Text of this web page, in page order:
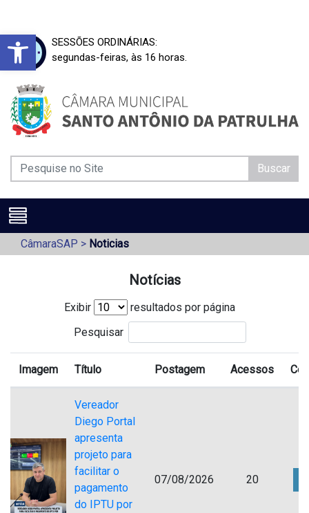
Barra de Ferramentas Aberta
SESSÕES ORDINÁRIAS:
segundas-feiras, às 16 horas.
Buscar
CâmaraSAP > Noticias
Notícias
Exibir
resultados por página
Pesquisar
Imagem Título Postagem Acessos
Vereador
Diego Portal
apresenta
projeto para
facilitar o
pagamento
do IPTU por
07/08/2026 20